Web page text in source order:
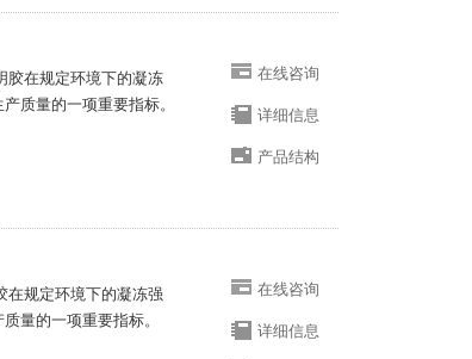
胶在规定环境下的凝冻
质量的一项重要指标。
在线咨询
详细信息
产品结构
在规定环境下的凝冻强
量的一项重要指标。
在线咨询
详细信息